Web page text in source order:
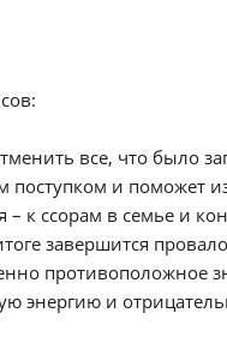
все, что было
и поможет
к ссорам в семье и
завершится
противоположное
энергию и